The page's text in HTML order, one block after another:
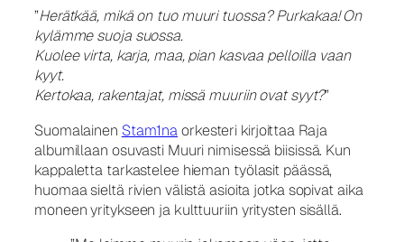
”Herätkää, mikä on tuo muuri tuossa? Purkakaa! On
kylämme suoja suossa.
Kuolee virta, karja, maa, pian kasvaa pelloilla vaan
kyyt.
Kertokaa, rakentajat, missä muuriin ovat syyt?”
Suomalainen Stam1naorkesteri kirjoittaa Raja
albumillaan osuvasti Muuri nimisessä biisissä. Kun
kappaletta tarkastelee hieman työlasit päässä,
huomaa sieltä rivien välistä asioita jotka sopivat aika
moneen yritykseen ja kulttuuriin yritysten sisällä.